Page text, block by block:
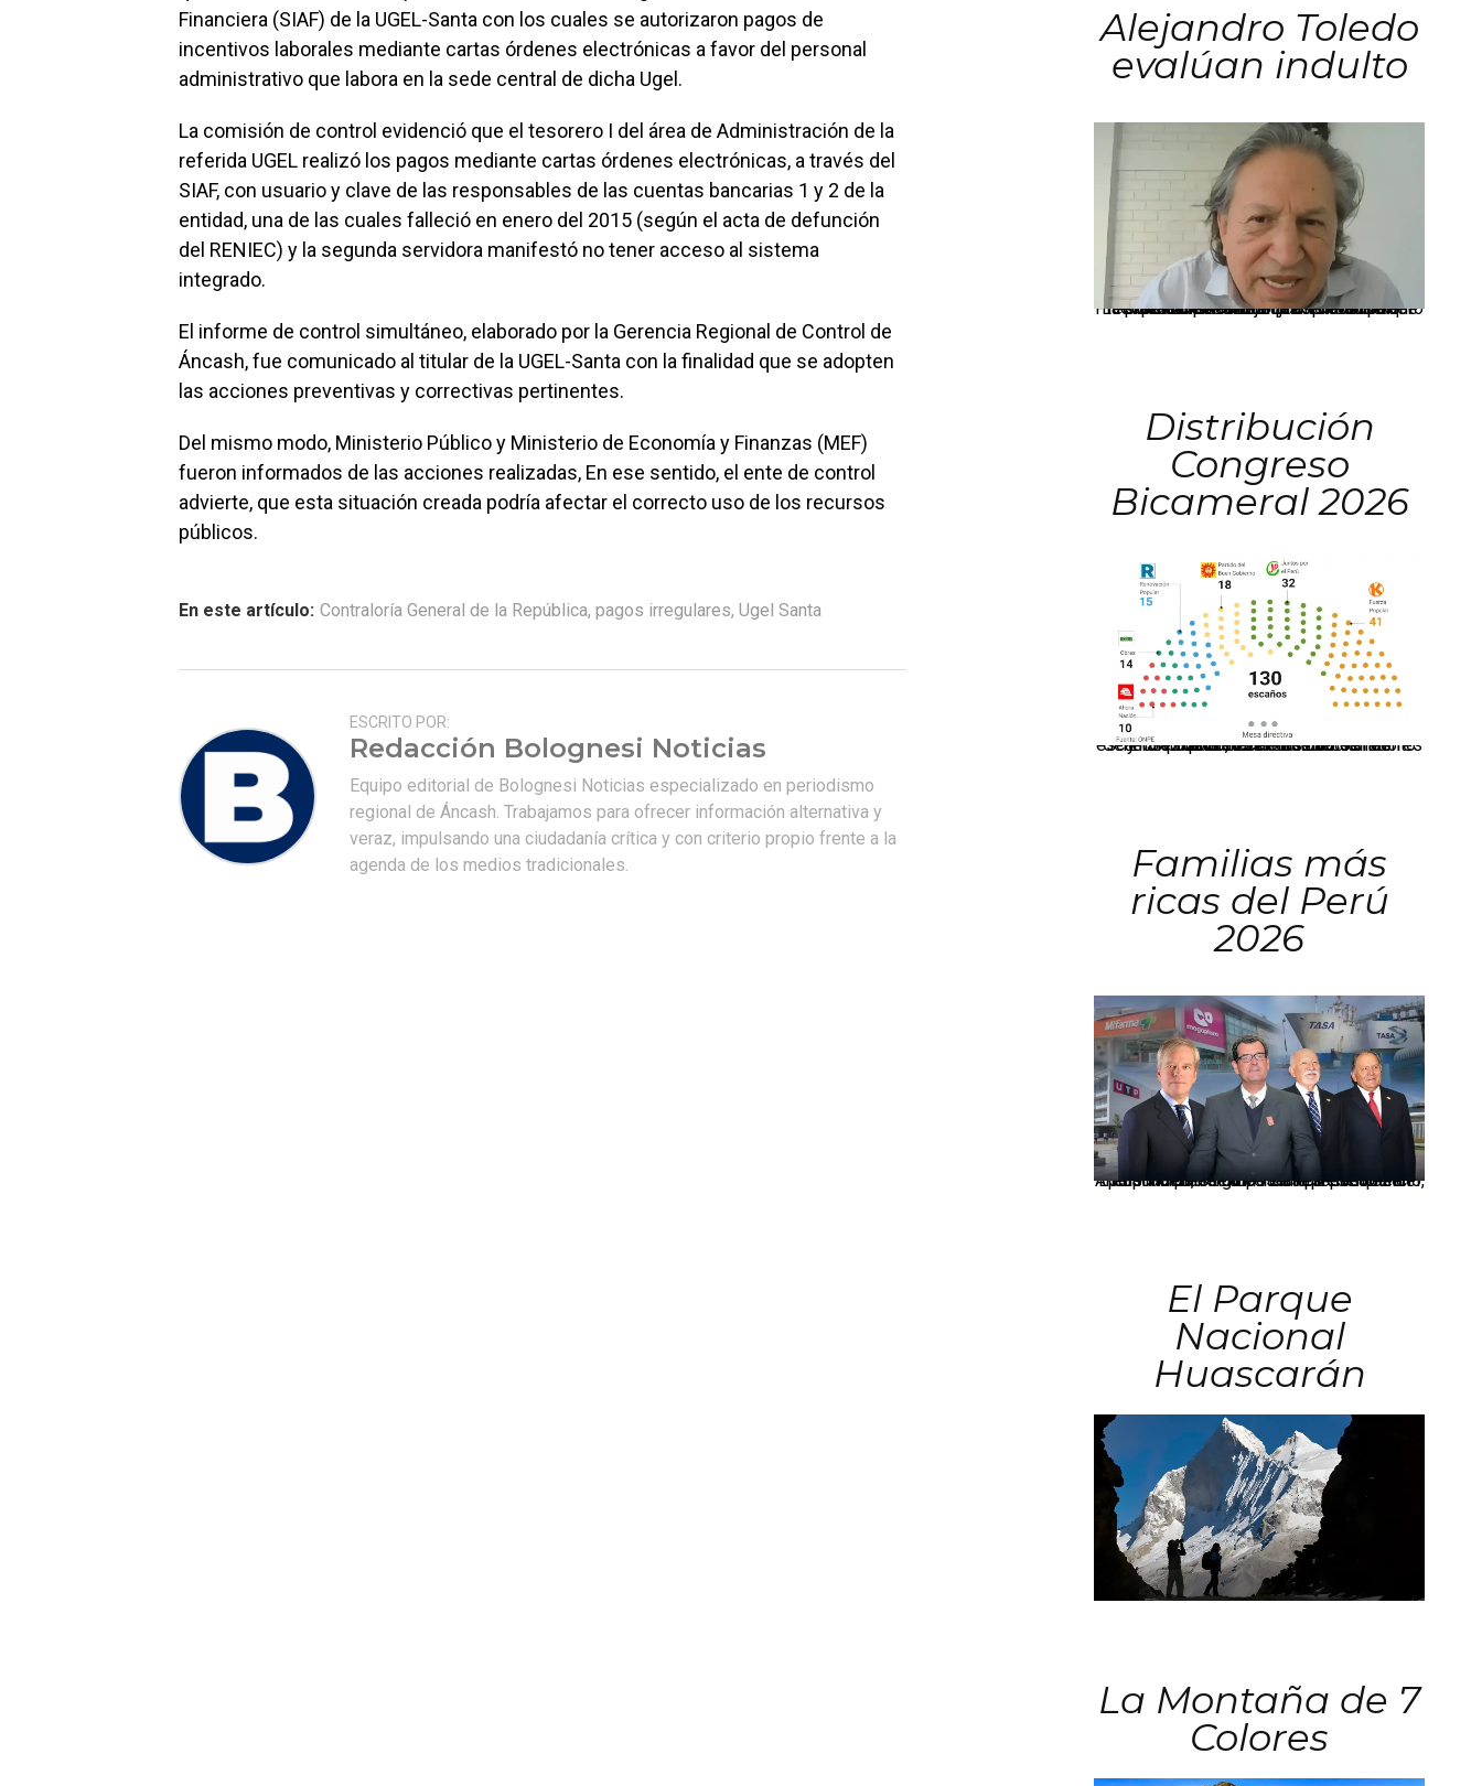
Financiera (SIAF) de la UGEL-Santa con los cuales se autorizaron pagos de
incentivos laborales mediante cartas órdenes electrónicas a favor del personal
administrativo que labora en la sede central de dicha Ugel.
La comisión de control evidenció que el tesorero I del área de Administración de la
referida UGEL realizó los pagos mediante cartas órdenes electrónicas, a través del
SIAF, con usuario y clave de las responsables de las cuentas bancarias 1 y 2 de la
entidad, una de las cuales falleció en enero del 2015 (según el acta de defunción
del RENIEC) y la segunda servidora manifestó no tener acceso al sistema
integrado.
El informe de control simultáneo, elaborado por la Gerencia Regional de Control de
Áncash, fue comunicado al titular de la UGEL-Santa con la finalidad que se adopten
las acciones preventivas y correctivas pertinentes.
Del mismo modo, Ministerio Público y Ministerio de Economía y Finanzas (MEF)
fueron informados de las acciones realizadas, En ese sentido, el ente de control
advierte, que esta situación creada podría afectar el correcto uso de los recursos
públicos.
En este artículo: Contraloría General de la República, pagos irregulares, Ugel Santa
ESCRITO POR:
Redacción Bolognesi Noticias
Equipo editorial de Bolognesi Noticias especializado en periodismo
regional de Áncash. Trabajamos para ofrecer información alternativa y
veraz, impulsando una ciudadanía crítica y con criterio propio frente a la
agenda de los medios tradicionales.
Alejandro Toledo
evalúan indulto
La presidenta Keiko Fujimori informó que la solicitud de indulto presentada por el expresidente Alejandro Toledo será evaluada por la Comisión de Gracias Presidenciales conforme al procedimiento establecido.
Distribución
Congreso
Bicameral 2026
El JNE oficializó la distribución de escaños para la elección de 60 senadores y 130 diputados en las Elecciones Generales 2026, tras el restablecimiento de la Bicameralidad.
Familias más
ricas del Perú
2026
Los principales grupos empresariales del país mantienen una fuerte presencia en Áncash mediante inversiones en comercio, educación, salud e industria pesquera.
El Parque
Nacional
Huascarán
La Montaña de 7
Colores